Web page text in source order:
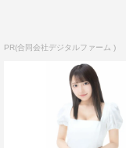
ィだったりテレビ
事ももっとたくさん
プライベートは、
います。三日坊主
自炊も頑張りたい
PR(合同会社デジタルファーム )